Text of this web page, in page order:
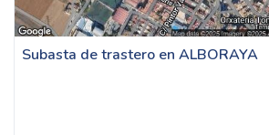
Subasta de trastero en ALBORAYA